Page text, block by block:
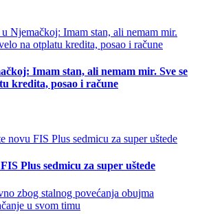
Imam stan, ali nemam mir. Sve se
kredita, posao i račune
Plus sedmicu za super uštede